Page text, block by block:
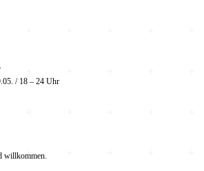
/ 18 – 24 Uhr
willkommen.